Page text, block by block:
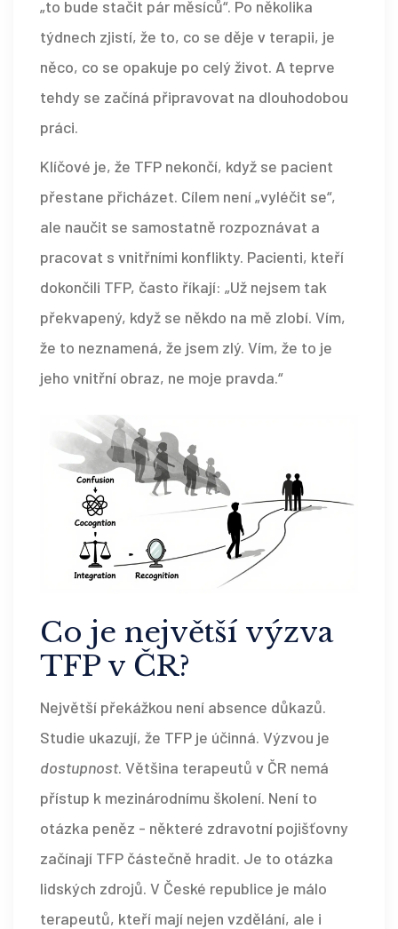
„to bude stačit pár měsíců“. Po několika
týdnech zjistí, že to, co se děje v terapii, je
něco, co se opakuje po celý život. A teprve
tehdy se začíná připravovat na dlouhodobou
práci.
Klíčové je, že TFP nekončí, když se pacient
přestane přicházet. Cílem není „vyléčit se“,
ale naučit se samostatně rozpoznávat a
pracovat s vnitřními konflikty. Pacienti, kteří
dokončili TFP, často říkají: „Už nejsem tak
překvapený, když se někdo na mě zlobí. Vím,
že to neznamená, že jsem zlý. Vím, že to je
jeho vnitřní obraz, ne moje pravda.“
Co je největší výzva
TFP v ČR?
Největší překážkou není absence důkazů.
Studie ukazují, že TFP je účinná. Výzvou je
dostupnost. Většina terapeutů v ČR nemá
přístup k mezinárodnímu školení. Není to
otázka peněz - některé zdravotní pojišťovny
začínají TFP částečně hradit. Je to otázka
lidských zdrojů. V České republice je málo
terapeutů, kteří mají nejen vzdělání, ale i